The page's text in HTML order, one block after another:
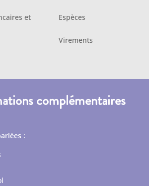
et
Espèces
Virements
complémentaires
: